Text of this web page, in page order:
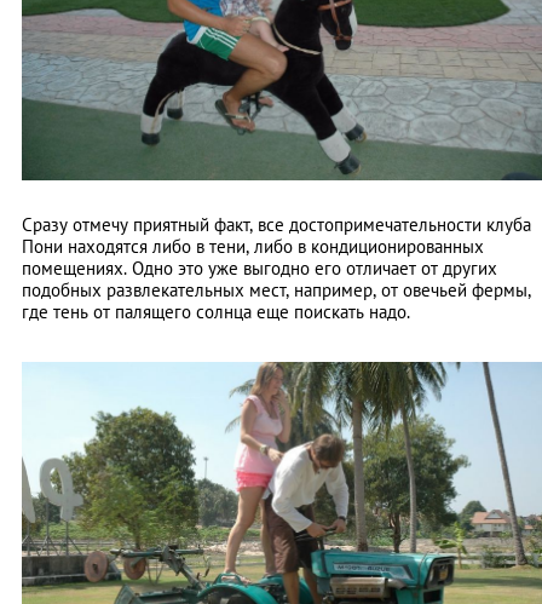
Сразу отмечу приятный факт, все достопримечательности клуба
Пони находятся либо в тени, либо в кондиционированных
помещениях. Одно это уже выгодно его отличает от других
подобных развлекательных мест, например, от овечьей фермы,
где тень от палящего солнца еще поискать надо.